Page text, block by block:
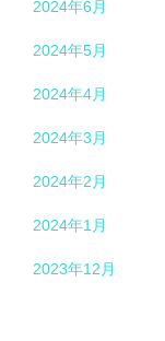
2024年6月
2024年5月
2024年4月
2024年3月
2024年2月
2024年1月
2023年12月